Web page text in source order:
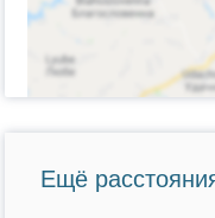
Ещё